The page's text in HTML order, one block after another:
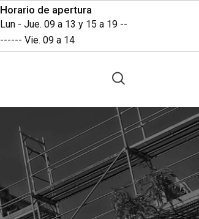
Horario de apertura
Lun - Jue. 09 a 13 y 15 a 19 --
------ Vie. 09 a 14